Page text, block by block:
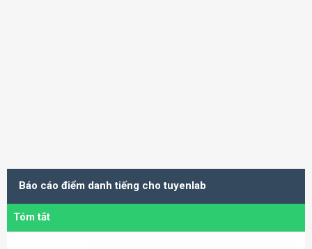
Báo cáo điểm danh tiếng cho tuyenlab
Tóm tắt